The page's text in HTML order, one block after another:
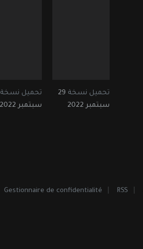
تحميل نسخة 29
سبتمبر 2022
تحميل نسخة
سبتمبر 2022
RSS
Gestionnaire de confidentialité